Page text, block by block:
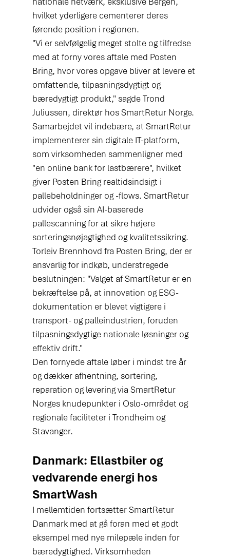
hvilket yderligere cementerer deres
førende position i regionen.
"Vi er selvfølgelig meget stolte og tilfredse
med at forny vores aftale med Posten
Bring, hvor vores opgave bliver at levere et
omfattende, tilpasningsdygtigt og
bæredygtigt produkt," sagde Trond
Juliussen, direktør hos SmartRetur Norge.
Samarbejdet vil indebære, at SmartRetur
implementerer sin digitale IT-platform,
som virksomheden sammenligner med
"en online bank for lastbærere", hvilket
giver Posten Bring realtidsindsigt i
pallebeholdninger og -flows. SmartRetur
udvider også sin AI-baserede
pallescanning for at sikre højere
sorteringsnøjagtighed og kvalitetssikring.
Torleiv Brennhovd fra Posten Bring, der er
ansvarlig for indkøb, understregede
beslutningen: "Valget af SmartRetur er en
bekræftelse på, at innovation og ESG-
dokumentation er blevet vigtigere i
transport- og palleindustrien, foruden
tilpasningsdygtige nationale løsninger og
effektiv drift."
Den fornyede aftale løber i mindst tre år
og dækker afhentning, sortering,
reparation og levering via SmartRetur
Norges knudepunkter i Oslo-området og
regionale faciliteter i Trondheim og
Stavanger.
Danmark: Ellastbiler og
vedvarende energi hos
SmartWash
I mellemtiden fortsætter SmartRetur
Danmark med at gå foran med et godt
eksempel med nye milepæle inden for
bæredygtighed. Virksomheden